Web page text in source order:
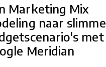
Marketing Mix
naar slimme
met
Meridian